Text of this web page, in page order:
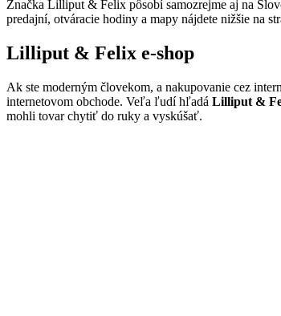
Značka Lilliput & Felix pôsobí samozrejme aj na
predajní, otváracie hodiny a mapy nájdete nižšie na
Lilliput & Felix e-shop
Ak ste moderným človekom, a nakupovanie cez
internetovom obchode. Veľa ľudí hľadá Lilliput &
mohli tovar chytiť do ruky a vyskúšať.